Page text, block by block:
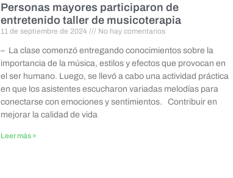
Personas mayores participaron de
entretenido taller de musicoterapia
11 de septiembre de 2024 No hay comentarios
– La clase comenzó entregando conocimientos sobre la
importancia de la música, estilos y efectos que provocan en
el ser humano. Luego, se llevó a cabo una actividad práctica
en que los asistentes escucharon variadas melodías para
conectarse con emociones y sentimientos. Contribuir en
mejorar la calidad de vida
Leer más »